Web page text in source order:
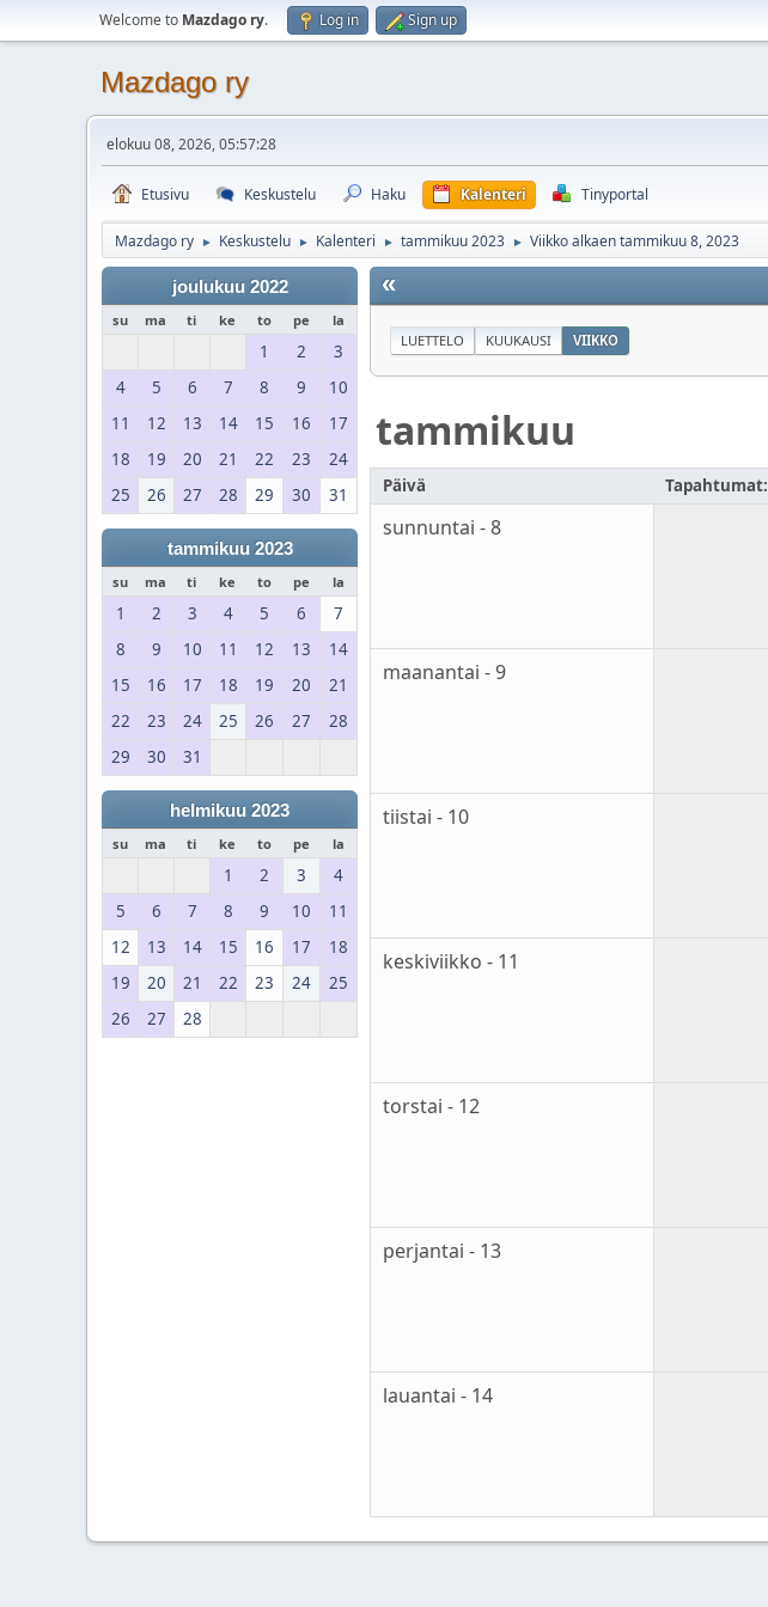
Welcome to Mazdago ry. Log in Sign up
Mazdago ry
elokuu 08, 2026, 05:57:28
Etusivu Keskustelu Haku Kalenteri Tinyportal
Mazdago ry ► Keskustelu ► Kalenteri ► tammikuu 2023 ► Viikko alkaen tammikuu 8, 2023
joulukuu 2022
su ma ti ke to pe la
1 2
3
4
5 6 7 8 9
10
11
12 13 14 15 16
17
18
19 20 21 22 23
24
25
26 27 28 29 30 31
tammikuu 2023
su ma ti ke to pe la
1 2 3 4 5 6
7
8
9 10 11 12 13
14
15
16 17 18 19 20
21
22
23 24 25 26 27
28
29
30 31
helmikuu 2023
su ma ti ke to pe la
1 2 3
4
5
6 7 8 9 10
11
12
13 14 15 16 17
18
19
20 21 22 23 24
25
26
27 28
«
LUETTELO KUUKAUSI VIIKKO
tammikuu
Päivä Tapahtumat:
sunnuntai - 8
maanantai - 9
tiistai - 10
keskiviikko - 11
torstai - 12
perjantai - 13
lauantai - 14